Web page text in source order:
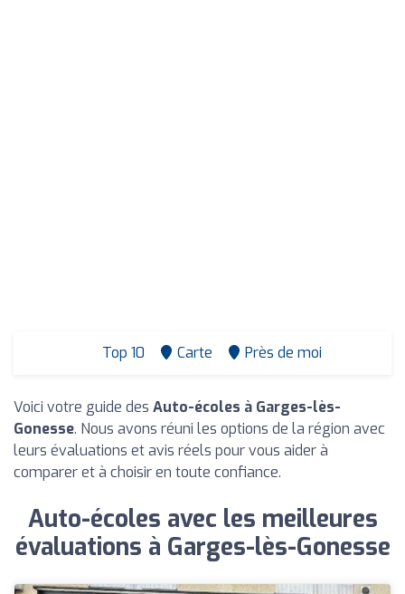
Top 10 Carte Près de moi
Voici votre guide des Auto-écoles à Garges-lès-
Gonesse. Nous avons réuni les options de la région avec
leurs évaluations et avis réels pour vous aider à
comparer et à choisir en toute confiance.
Auto-écoles avec les meilleures
évaluations à Garges-lès-Gonesse